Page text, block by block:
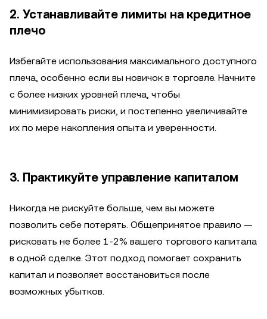
2. Устанавливайте лимиты на кредитное
плечо
Избегайте использования максимального доступного
плеча, особенно если вы новичок в торговле. Начните
с более низких уровней плеча, чтобы
минимизировать риски, и постепенно увеличивайте
их по мере накопления опыта и уверенности.
3. Практикуйте управление капиталом
Никогда не рискуйте больше, чем вы можете
позволить себе потерять. Общепринятое правило —
рисковать не более 1-2% вашего торгового капитала
в одной сделке. Этот подход помогает сохранить
капитал и позволяет восстановиться после
возможных убытков.